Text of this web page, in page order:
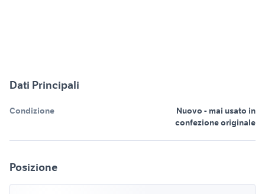
Dati Principali
Condizione
Nuovo - mai usato in
confezione originale
Posizione